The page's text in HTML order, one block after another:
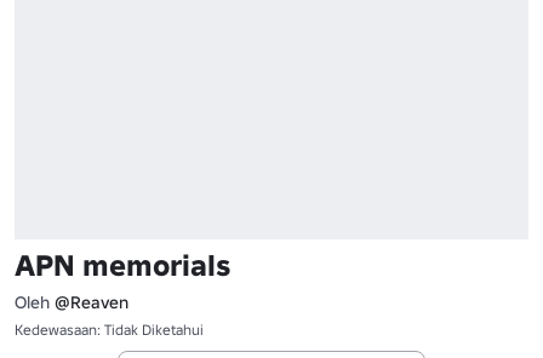
APN memorials
Oleh @Reaven
Kedewasaan: Tidak Diketahui